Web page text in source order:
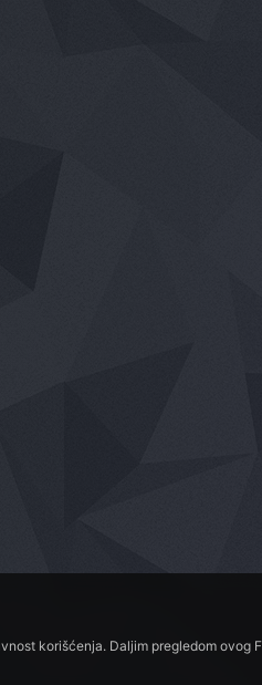
korišćenja. Daljim pregledom ovog